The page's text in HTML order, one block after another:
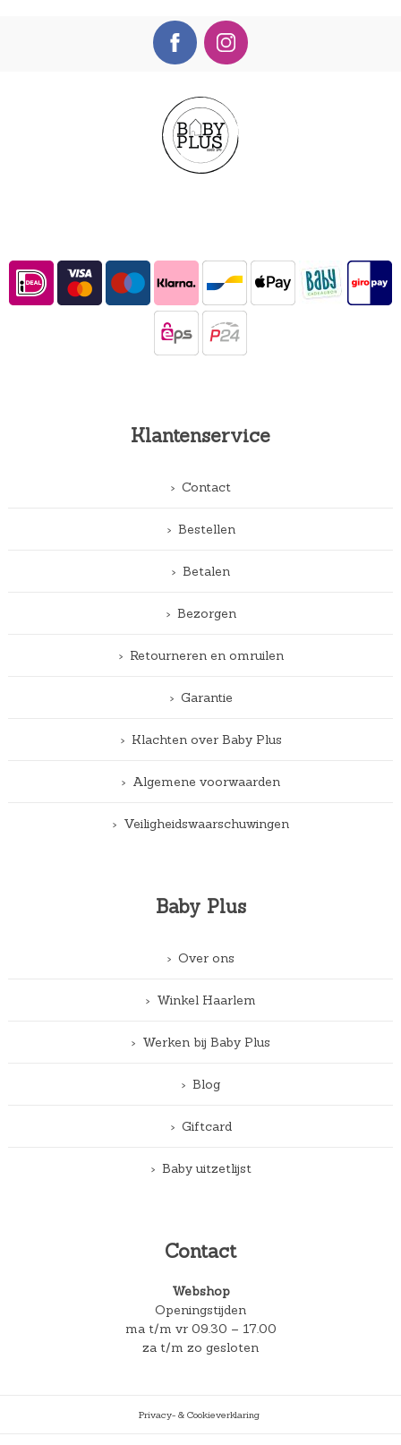
Klantenservice
Contact
Bestellen
Betalen
Bezorgen
Retourneren en omruilen
Garantie
Klachten over Baby Plus
Algemene voorwaarden
Veiligheidswaarschuwingen
Baby Plus
Over ons
Winkel Haarlem
Werken bij Baby Plus
Blog
Giftcard
Baby uitzetlijst
Contact
Webshop
Openingstijden
ma t/m vr 09.30 – 17.00
za t/m zo gesloten
Privacy- & Cookieverklaring